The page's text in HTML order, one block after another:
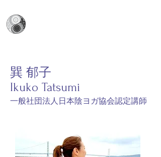
巽 郁子
Ikuko Tatsumi
​一般社団法人日本陰ヨガ協会認定講師